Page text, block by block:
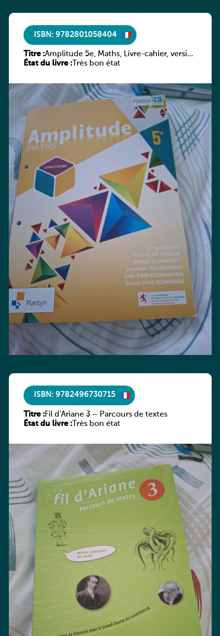
ISBN: 9782801058404
Titre :Amplitude 5e, Maths, Livre-cahier, version
luxembourgeoise
État du livre :Très bon état
ISBN: 9782496730715
Titre :Fil d’Ariane 3 – Parcours de textes
État du livre :Très bon état